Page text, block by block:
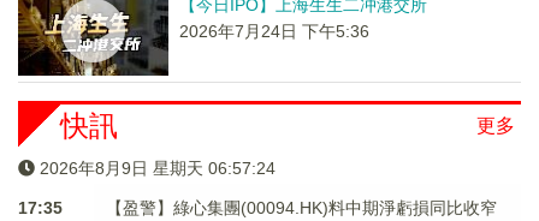
【今日IPO】上海生生二冲港交所
2026年7月24日 下午5:36
更多
快訊
2026年8月9日 星期天 06:57:24
17:35
【盈警】綠心集團(00094.HK)料中期淨虧損同比收窄